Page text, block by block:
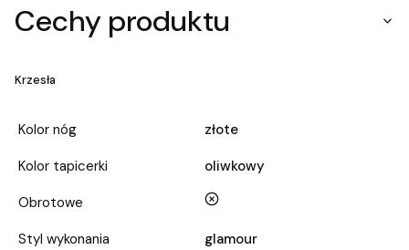
Cechy produktu
Krzesła
Kolor nóg
złote
Kolor tapicerki
oliwkowy
Obrotowe
nie
Styl wykonania
glamour